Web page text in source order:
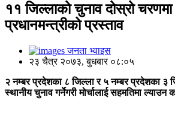
११ जिल्लाको चुनाव दोस्रो चरणमा
प्रधानमन्त्रीको प्रस्ताव
जनता भ्वाइस
२३ चैत्र २०७३, बुधबार ०८:०५
२ नम्बर प्रदेशका ८ जिल्ला र ५ नम्बर प्रदेशका ३
स्थानीय चुनाव गर्नेगरी मोर्चालाई सहमतिमा ल्याउन